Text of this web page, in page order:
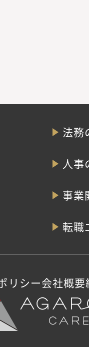
法務
人事
事業
転職
リシー会社概要